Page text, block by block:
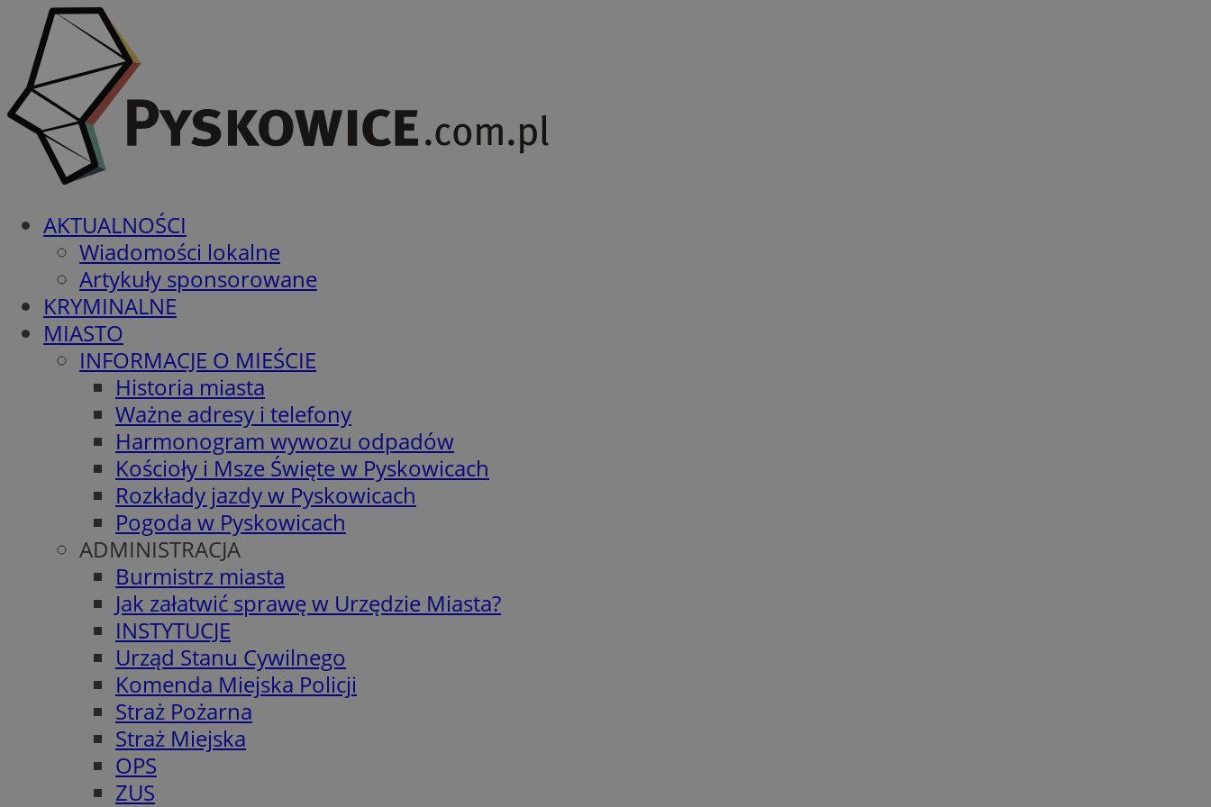
AKTUALNOŚCI
Wiadomości lokalne
Artykuły sponsorowane
KRYMINALNE
MIASTO
INFORMACJE O MIEŚCIE
Historia miasta
Ważne adresy i telefony
Harmonogram wywozu odpadów
Kościoły i Msze Święte w Pyskowicach
Rozkłady jazdy w Pyskowicach
Pogoda w Pyskowicach
ADMINISTRACJA
Burmistrz miasta
Jak załatwić sprawę w Urzędzie Miasta?
INSTYTUCJE
Urząd Stanu Cywilnego
Komenda Miejska Policji
Straż Pożarna
Straż Miejska
OPS
ZUS